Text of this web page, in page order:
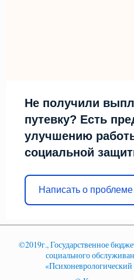
Не получили
путевку? Есть
улучшению
социальной
Написать о проблеме
©2019г., Государственное
социального